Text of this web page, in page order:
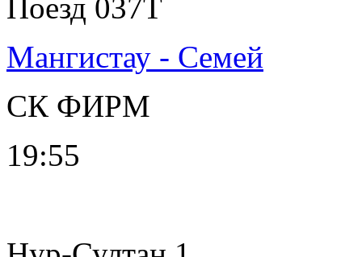
Поезд 037Т
Мангистау - Семей
СК ФИРМ
19:55